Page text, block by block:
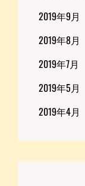
2019年9月
2019年8月
2019年7月
2019年5月
2019年4月